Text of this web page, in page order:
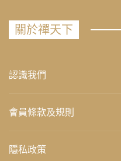
關於禪天下
認識我們
會員條款及規則
隱私政策